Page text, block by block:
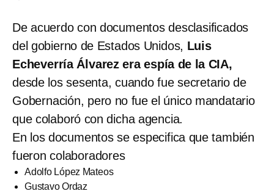
De acuerdo con documentos desclasificados
del gobierno de Estados Unidos, Luis
Echeverría Álvarez era espía de la CIA,
desde los sesenta, cuando fue secretario de
Gobernación, pero no fue el único mandatario
que colaboró con dicha agencia.
En los documentos se especifica que también
fueron colaboradores
Adolfo López Mateos
Gustavo Ordaz